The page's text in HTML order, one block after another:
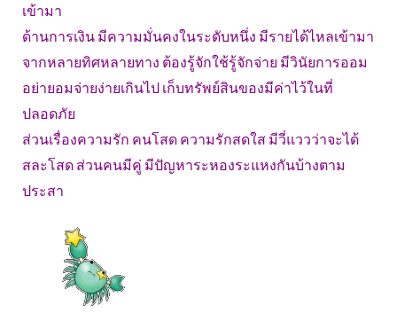
เข้ามา
ด้านการเงิน มีความมั่นคงในระดับหนึ่ง มีรายได้ไหลเข้ามา
จากหลายทิศหลายทาง ต้องรู้จักใช้รู้จักจ่าย มีวินัยการออม
อย่ายอมจ่ายง่ายเกินไป เก็บทรัพย์สินของมีค่าไว้ในที่
ปลอดภัย
ส่วนเรื่องความรัก คนโสด ความรักสดใส มีวี่แววว่าจะได้
สละโสด ส่วนคนมีคู่ มีปัญหาระหองระแหงกันบ้างตาม
ประสา